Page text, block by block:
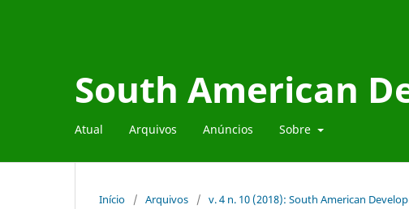
South American
Atual Arquivos Anúncios Sobre
Início / Arquivos / v. 4 n. 10 (2018): South American